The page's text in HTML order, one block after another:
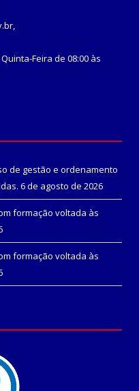
Feira de 08:00 às
de gestão e ordenamento
6 de agosto de 2026
formação voltada às
formação voltada às